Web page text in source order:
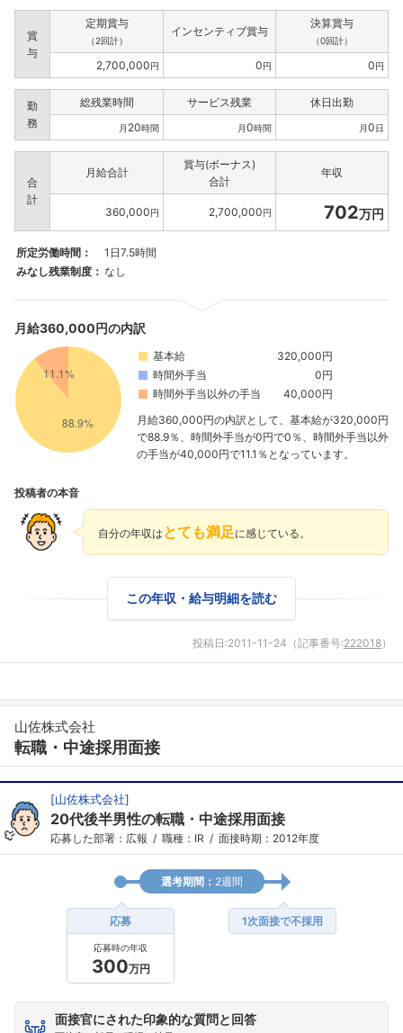
賞
与
定期賞与
（2回計）
インセンティブ賞与
決算賞与
（0回計）
2,700,000円 0円 0円
勤
務
総残業時間 サービス残業 休日出勤
月 20時間 月0時間 月0日
合
計
月給合計
賞与(ボーナス)
合計
年収
360,000円 2,700,000円 702万円
所定労働時間：
1日7.5時間
みなし残業制度： なし
月給360,000円の内訳
基本給
320,000円
時間外手当
0円
時間外手当以外の手当
40,000円
月給360,000円の内訳として、基本給が320,000円
で88.9％、時間外手当が0円で0％、時間外手当以外
の手当が40,000円で11.1％となっています。
投稿者の本音
自分の年収は とても満足 に感じている。
この年収・給与明細を読む
投稿日:2011-11-24 （記事番号:222018）
山佐株式会社
転職・中途採用面接
[山佐株式会社]
20代後半男性の転職・中途採用面接
応募した部署：広報 職種：IR 面接時期：2012年度
選考期間： 2週間
応募
応募時の年収
300万円
1次面接で不採用
面接官にされた印象的な質問と回答